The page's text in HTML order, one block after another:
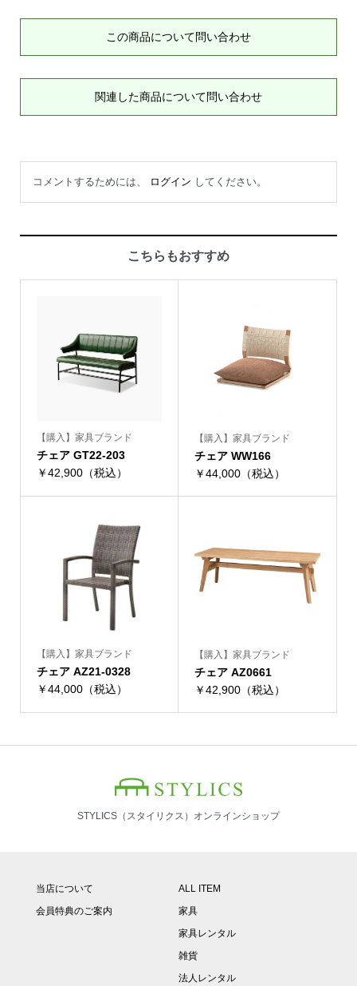
この商品について問い合わせ
関連した商品について問い合わせ
コメントするためには、 ログイン してください。
こちらもおすすめ
【購入】家具ブランド
チェア GT22-203
￥42,900（税込）
【購入】家具ブランド
チェア WW166
￥44,000（税込）
【購入】家具ブランド
チェア AZ21-0328
￥44,000（税込）
【購入】家具ブランド
チェア AZ0661
￥42,900（税込）
STYLICS（スタイリクス）オンラインショップ
当店について
会員特典のご案内
ALL ITEM
家具
家具レンタル
雑貨
法人レンタル